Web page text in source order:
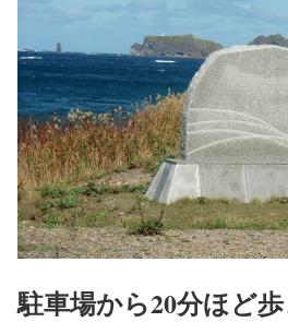
駐車場から20分ほど